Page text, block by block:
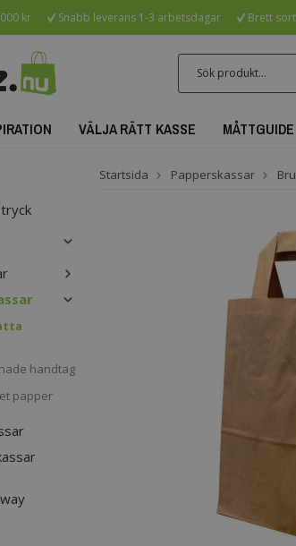
kr Snabb leverans 1-3 arbetsdagar Brett
VÄLJA RÄTT KASSE MÅTTGUIDE
handtag
papper
Startsida Papperskassar